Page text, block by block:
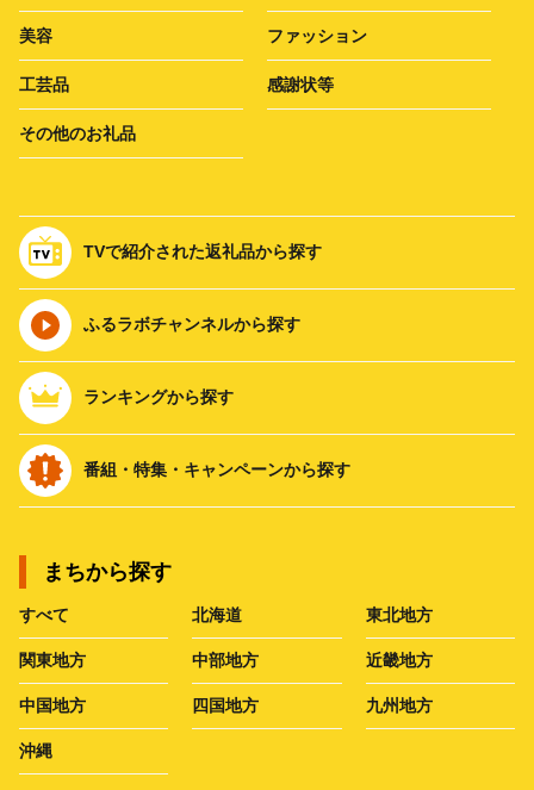
美容 ファッション
工芸品 感謝状等
その他のお礼品
TVで紹介された返礼品から探す
ふるラボチャンネルから探す
ランキングから探す
番組・特集・キャンペーンから探す
まちから探す
すべて 北海道 東北地方
関東地方 中部地方 近畿地方
中国地方 四国地方 九州地方
沖縄